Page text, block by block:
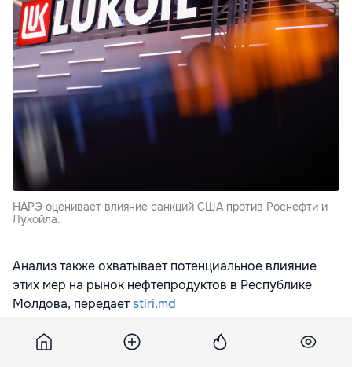
НАРЭ оценивает влияние санкций США против Роснефти и
Лукойла.
Анализ также охватывает потенциальное влияние
этих мер на рынок нефтепродуктов в Республике
Молдова, передаетstiri.md
В этом контексте руководство НАРЭ оперативно
пригласило представителей компании Лукойл-